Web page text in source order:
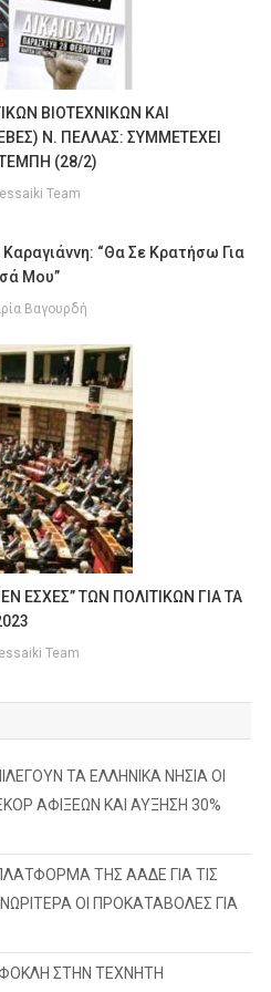
ΒΙΟΤΕΧΝΙΚΩΝ ΚΑΙ
Ν. ΠΕΛΛΑΣ: ΣΥΜΜΕΤΕΧΕΙ
ΤΕΜΠΗ (28/2)
Team
“Θα Σε Κρατήσω Για
Μου”
Βαγουρδή
ΕΣΧΕΣ” ΤΩΝ ΠΟΛΙΤΙΚΩΝ ΓΙΑ ΤΑ
Team
ΤΑ ΕΛΛΗΝΙΚΑ ΝΗΣΙΑ ΟΙ
ΑΦΙΞΕΩΝ ΚΑΙ ΑΥΞΗΣΗ 30%
ΤΗΣ ΑΑΔΕ ΓΙΑ ΤΙΣ
ΟΙ ΠΡΟΚΑΤΑΒΟΛΕΣ ΓΙΑ
ΣΤΗΝ ΤΕΧΝΗΤΗ